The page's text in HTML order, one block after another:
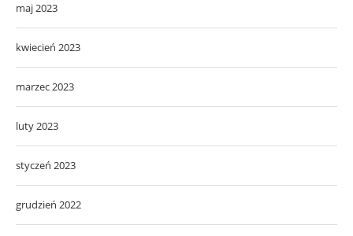
maj 2023
kwiecień 2023
marzec 2023
luty 2023
styczeń 2023
grudzień 2022